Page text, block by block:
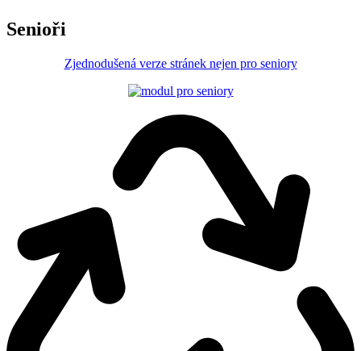
Senioři
Zjednodušená verze stránek nejen pro seniory